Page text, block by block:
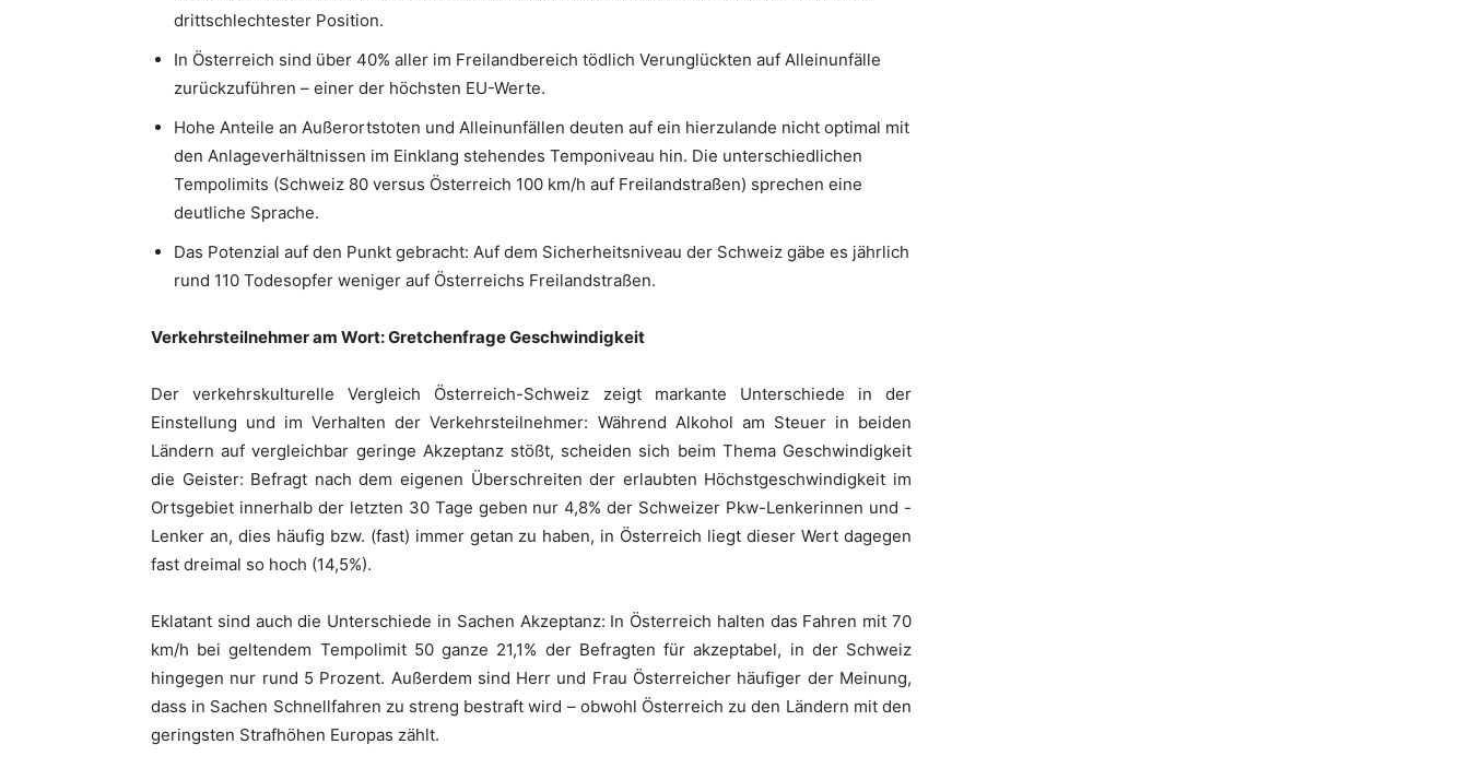
drittschlechtester Position.
In Österreich sind über 40% aller im Freilandbereich tödlich Verunglückten auf Alleinunfälle
zurückzuführen – einer der höchsten EU-Werte.
Hohe Anteile an Außerortstoten und Alleinunfällen deuten auf ein hierzulande nicht optimal mit
den Anlageverhältnissen im Einklang stehendes Temponiveau hin. Die unterschiedlichen
Tempolimits (Schweiz 80 versus Österreich 100 km/h auf Freilandstraßen) sprechen eine
deutliche Sprache.
Das Potenzial auf den Punkt gebracht: Auf dem Sicherheitsniveau der Schweiz gäbe es jährlich
rund 110 Todesopfer weniger auf Österreichs Freilandstraßen.
Verkehrsteilnehmer am Wort: Gretchenfrage Geschwindigkeit
Der verkehrskulturelle Vergleich Österreich-Schweiz zeigt markante Unterschiede in der
Einstellung und im Verhalten der Verkehrsteilnehmer: Während Alkohol am Steuer in beiden
Ländern auf vergleichbar geringe Akzeptanz stößt, scheiden sich beim Thema Geschwindigkeit
die Geister: Befragt nach dem eigenen Überschreiten der erlaubten Höchstgeschwindigkeit im
Ortsgebiet innerhalb der letzten 30 Tage geben nur 4,8% der Schweizer Pkw-Lenkerinnen und -
Lenker an, dies häufig bzw. (fast) immer getan zu haben, in Österreich liegt dieser Wert dagegen
fast dreimal so hoch (14,5%).
Eklatant sind auch die Unterschiede in Sachen Akzeptanz: In Österreich halten das Fahren mit 70
km/h bei geltendem Tempolimit 50 ganze 21,1% der Befragten für akzeptabel, in der Schweiz
hingegen nur rund 5 Prozent. Außerdem sind Herr und Frau Österreicher häufiger der Meinung,
dass in Sachen Schnellfahren zu streng bestraft wird – obwohl Österreich zu den Ländern mit den
geringsten Strafhöhen Europas zählt.